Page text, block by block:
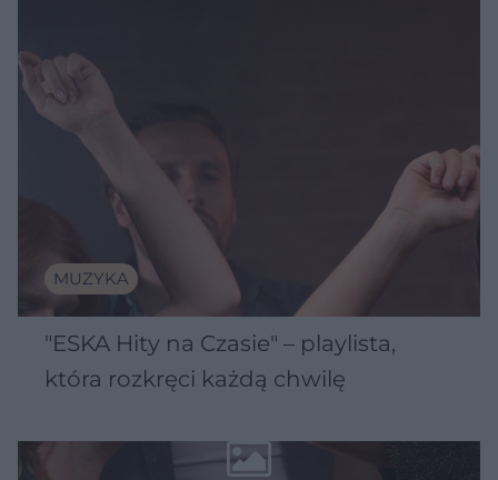
MUZYKA
"ESKA Hity na Czasie" – playlista,
która rozkręci każdą chwilę